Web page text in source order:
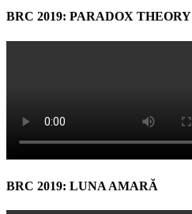
BRC 2019: PARADOX THEORY
BRC 2019: LUNA AMARĂ